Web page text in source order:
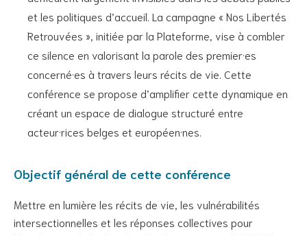
et les politiques d’accueil. La campagne « Nos Libertés
Retrouvées », initiée par la Plateforme, vise à combler
ce silence en valorisant la parole des premier·es
concerné·es à travers leurs récits de vie. Cette
conférence se propose d’amplifier cette dynamique en
créant un espace de dialogue structuré entre
acteur·rices belges et européen·nes.
Objectif général de cette conférence
Mettre en lumière les récits de vie, les vulnérabilités
intersectionnelles et les réponses collectives pour